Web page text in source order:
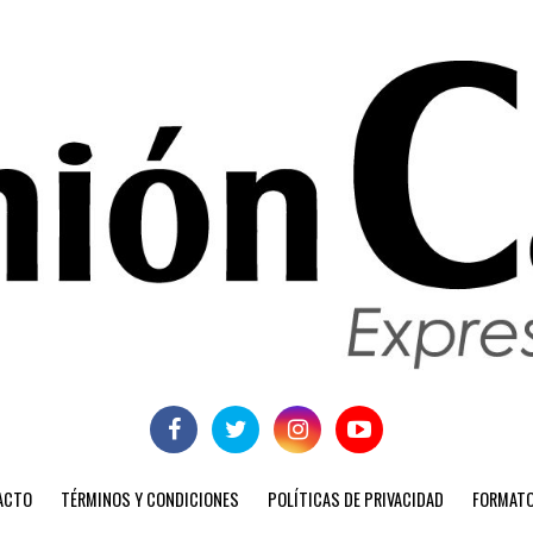
TÉRMINOS Y CONDICIONES POLÍTICAS DE PRIVACIDAD